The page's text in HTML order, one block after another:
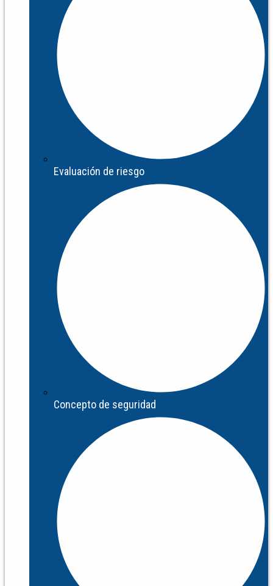
Evaluación de riesgo
Concepto de seguridad